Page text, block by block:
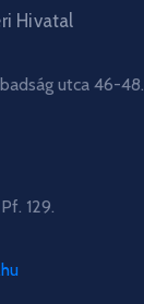
Hivatal
utca 46-48.
129.